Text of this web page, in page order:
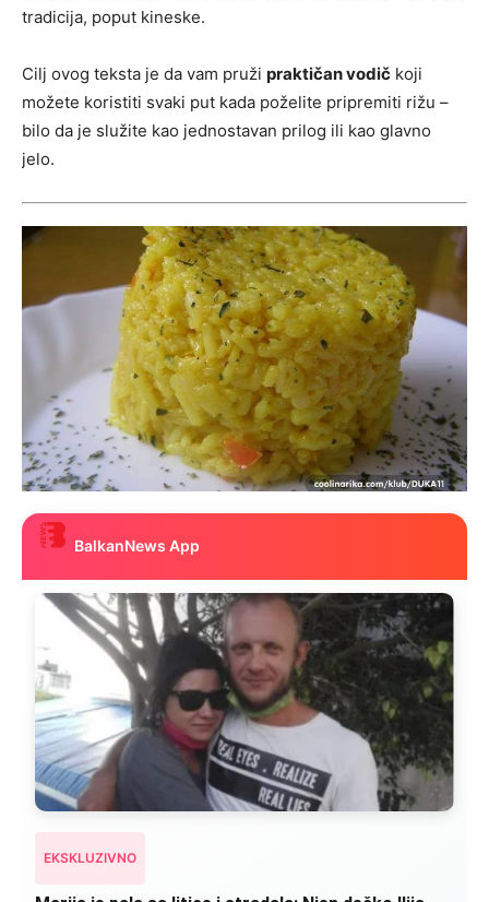
tradicija, poput kineske.
Cilj ovog teksta je da vam pruži praktičan vodič koji
možete koristiti svaki put kada poželite pripremiti rižu –
bilo da je služite kao jednostavan prilog ili kao glavno
jelo.
BalkanNews App
EKSKLUZIVNO